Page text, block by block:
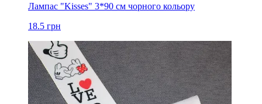
Лампас "Kisses" 3*90 см чорного кольору
18.5 грн